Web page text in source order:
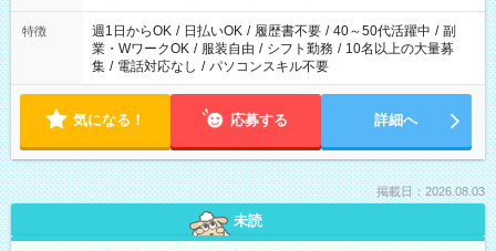
特徴 週1日からOK / 日払いOK / 履歴書不要 / 40～50代活躍中 / 副
業・WワークOK / 服装自由 / シフト勤務 / 10名以上の大量募
集 / 電話対応なし / パソコンスキル不要
気になる！ 応募する 詳細へ
掲載日：2026.08.03
未読